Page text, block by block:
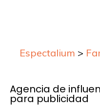
Espectalium >
Agencia de
para publicidad